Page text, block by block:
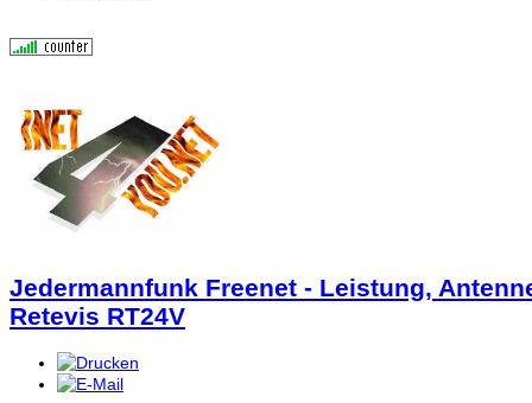
Jedermannfunk Freenet - Leistung,
Retevis RT24V